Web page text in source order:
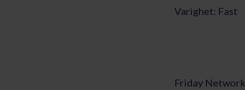
Varighet: Fast
Friday